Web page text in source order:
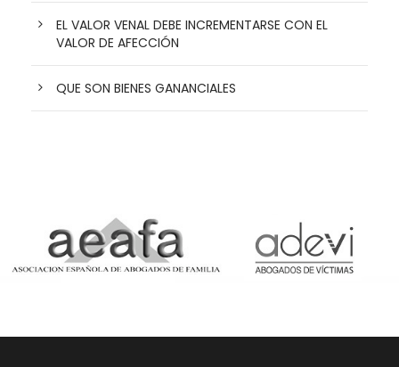
EL VALOR VENAL DEBE INCREMENTARSE CON EL
VALOR DE AFECCIÓN
QUE SON BIENES GANANCIALES